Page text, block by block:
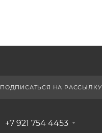
ПОДПИСАТЬСЯ НА РАССЫЛКУ
+7 921 754 4453